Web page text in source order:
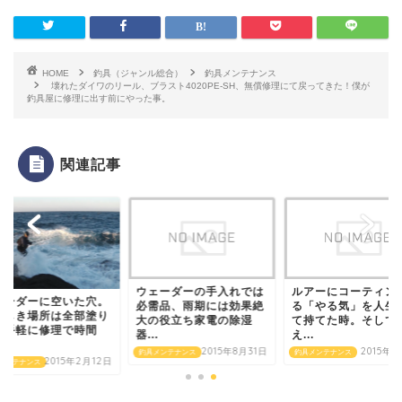
HOME 釣具（ジャンル総合）
釣具メンテナンス
壊れたダイワのリール、ブラスト4020PE-SH、無償修理にて戻ってきた！僕が
釣具屋に修理に出す前にやった事。
関連記事
ンテナンス
ーダーに空いた穴。
しき場所は全部塗り
手軽に修理で時間
2015年2月12日
釣具メンテナンス
ウェーダーの手入れでは
必需品、雨期には効果絶
大の役立ち家電の除湿
器...
2015年8月31日 釣具メンテナンス
ルアーにコーティン
る「やる気」を人生
て持てた時。そして
え...
2015年2